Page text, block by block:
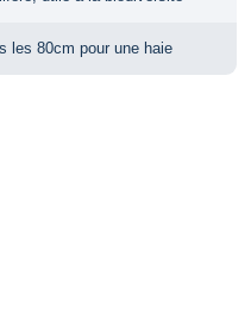
les 80cm pour une haie